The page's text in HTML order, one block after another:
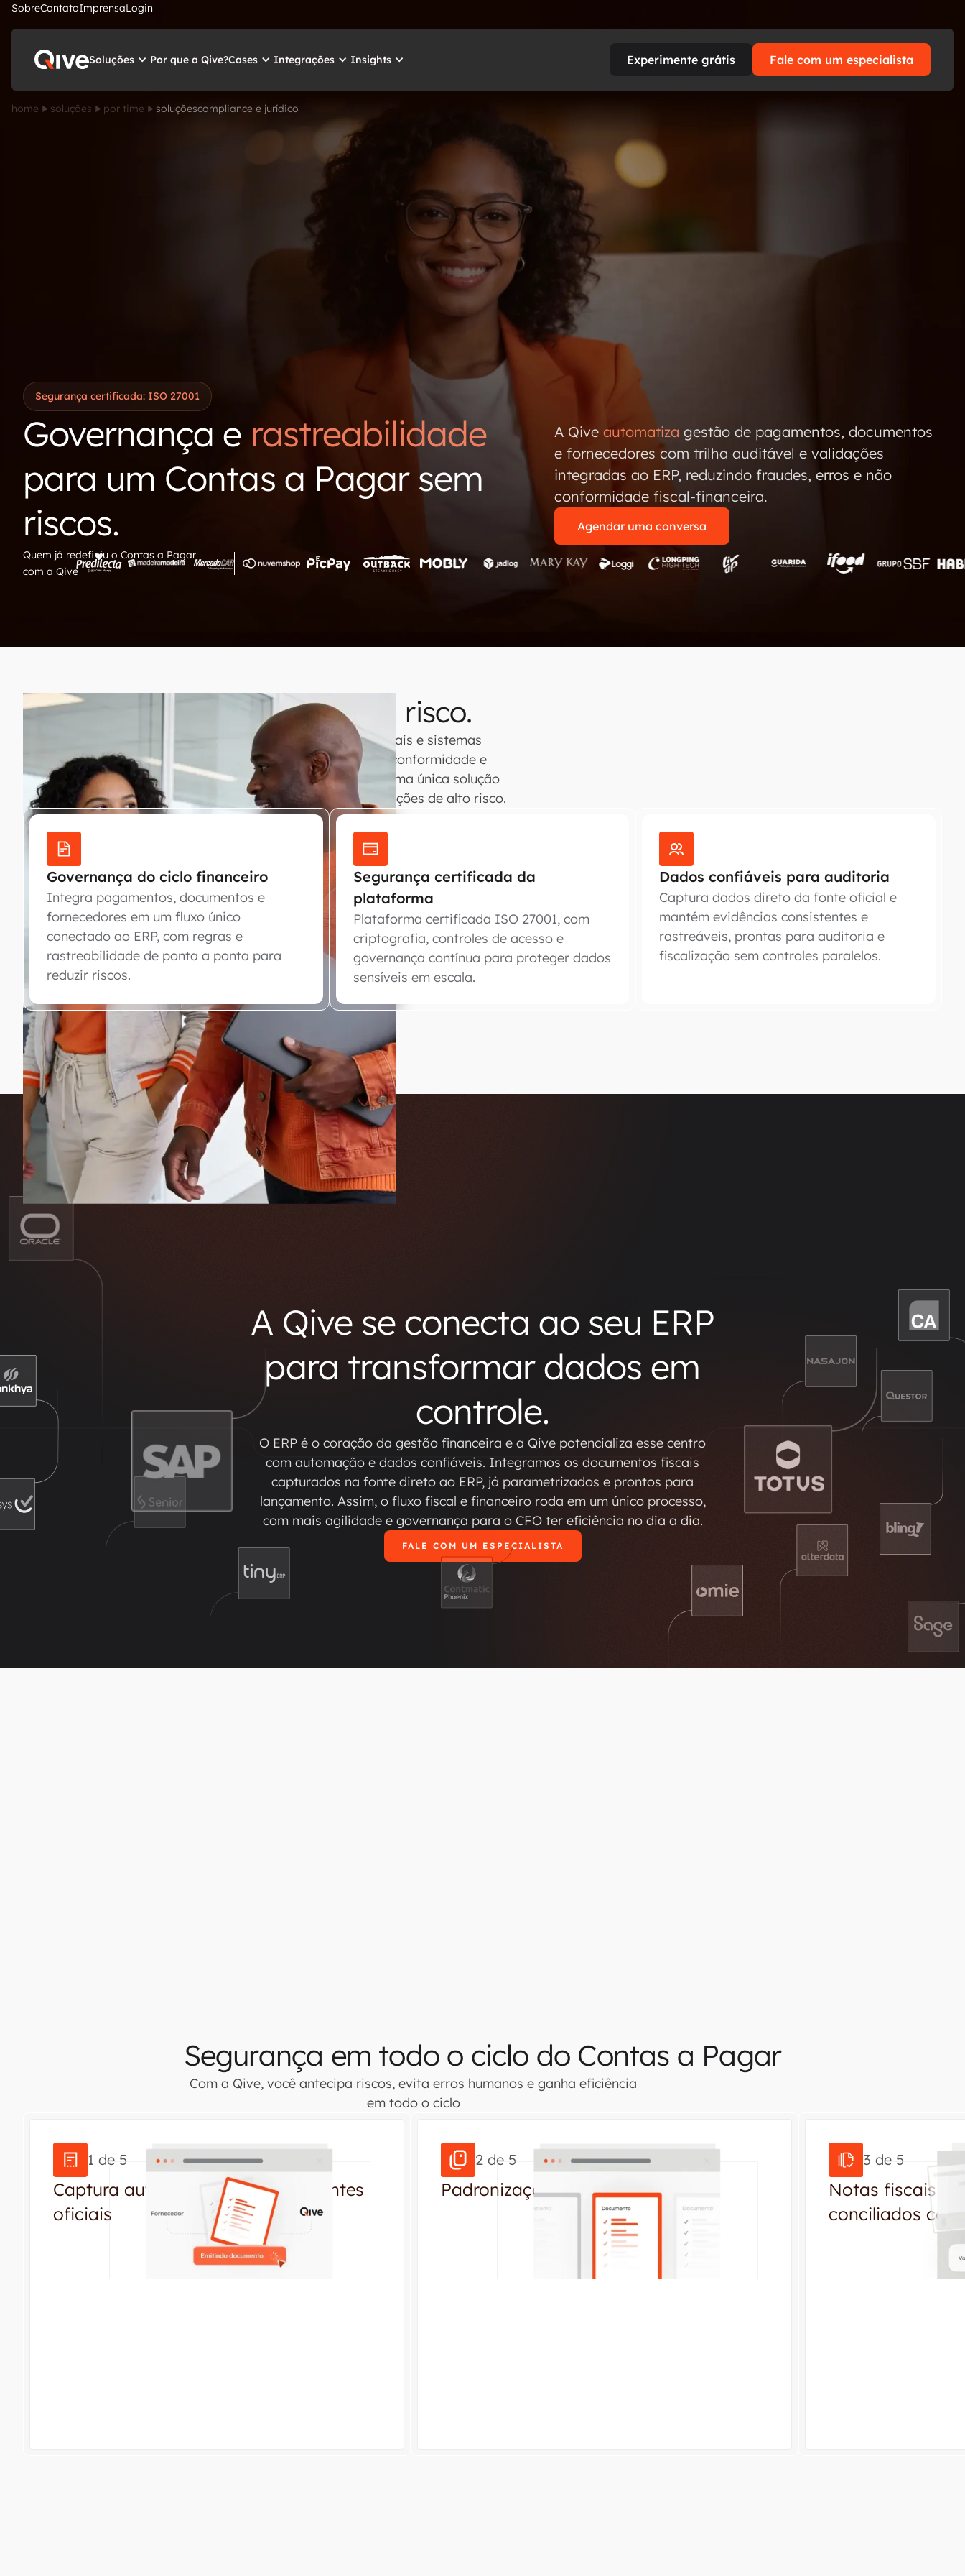
SobreContatoImprensaLogin
Soluções Por que a Qive?Cases Integrações Insights Experimente grátis Fale com um especialista
home soluções por time soluçõescompliance e jurídico
Segurança certificada: ISO 27001
Governança e rastreabilidade
para um Contas a Pagar sem
riscos.
A Qive automatiza gestão de pagamentos, documentos
e fornecedores com trilha auditável e validações
integradas ao ERP, reduzindo fraudes, erros e não
conformidade fiscal-financeira.
Agendar uma conversa
Quem já redefiniu o Contas a Pagar
com a Qive
Volume sem governança vira risco.
Quando o ciclo do fiscal ao pagamento envolve etapas manuais e sistemas
diferentes, pequenas falhas viram brechas para fraude, não conformidade e
passivos difíceis de rastrear. A Qive organiza esse fluxo em uma única solução
parametrizável e escalável, garantindo governança em operações de alto risco.
Governança do ciclo financeiro
Integra pagamentos, documentos e
fornecedores em um fluxo único
conectado ao ERP, com regras e
rastreabilidade de ponta a ponta para
reduzir riscos.
Segurança certificada da
plataforma
Plataforma certificada ISO 27001, com
criptografia, controles de acesso e
governança contínua para proteger dados
sensíveis em escala.
Dados confiáveis para auditoria
Captura dados direto da fonte oficial e
mantém evidências consistentes e
rastreáveis, prontas para auditoria e
fiscalização sem controles paralelos.
Explorar o contas a pagar na prática
A Qive se conecta ao seu ERP
para transformar dados em
controle.
O ERP é o coração da gestão financeira e a Qive potencializa esse centro
com automação e dados confiáveis. Integramos os documentos fiscais
capturados na fonte direto ao ERP, já parametrizados e prontos para
lançamento. Assim, o fluxo fiscal e financeiro roda em um único processo,
com mais agilidade e governança para o CFO ter eficiência no dia a dia.
FALE COM UM ESPECIALISTA
Segurança em todo o ciclo do Contas a Pagar
Com a Qive, você antecipa riscos, evita erros humanos e ganha eficiência
em todo o ciclo
1 de 5
Captura automática direto das fontes
oficiais
2 de 5
Padronização e validação
3 de 5
Notas fiscais,
conciliados